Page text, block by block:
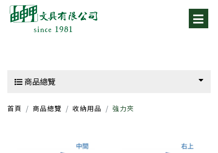
商品總覽
首頁 商品總覽 收納用品 強力夾